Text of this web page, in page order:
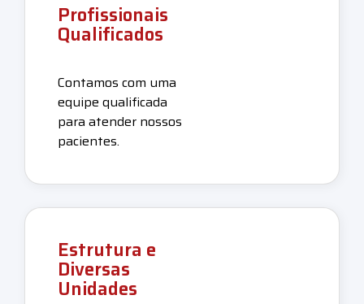
Profissionais
Qualificados
Contamos com uma
equipe qualificada
para atender nossos
pacientes.
Estrutura e
Diversas
Unidades